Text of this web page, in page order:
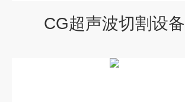
CG超声波切割设备